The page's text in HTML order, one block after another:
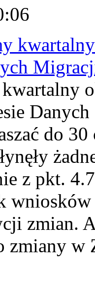
do
z pkt.
zmian.
zmiany w